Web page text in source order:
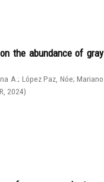
the abundance of gray
A. ; López Paz, Nóe;Mariano
2024)